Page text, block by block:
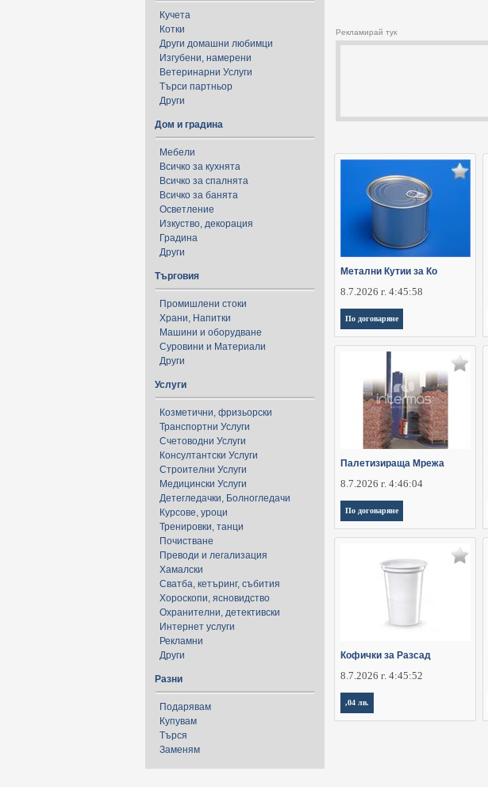
Кучета
Котки
Други домашни любимци
Изгубени, намерени
Ветеринарни Услуги
Търси партньор
Други
Дом и градина
Мебели
Всичко за кухнята
Всичко за спалнята
Всичко за банята
Осветление
Изкуство, декорация
Градина
Други
Търговия
Промишлени стоки
Храни, Напитки
Машини и оборудване
Суровини и Материали
Други
Услуги
Козметични, фризьорски
Транспортни Услуги
Счетоводни Услуги
Консултантски Услуги
Строителни Услуги
Медицински Услуги
Детегледачки, Болногледачи
Курсове, уроци
Тренировки, танци
Почистване
Преводи и легализация
Хамалски
Сватба, кетъринг, събития
Хороскопи, ясновидство
Охранителни, детективски
Интернет услуги
Рекламни
Други
Разни
Подарявам
Купувам
Търся
Заменям
Рекламирай тук
Метални Кутии за Ко
8.7.2026 г. 4:45:58
По договаряне
Палетизираща Мрежа
8.7.2026 г. 4:46:04
По договаряне
Кофички за Разсад
8.7.2026 г. 4:45:52
,04 лв.